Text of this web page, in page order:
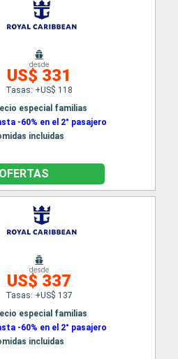
desde
US$ 331
Tasas: +US$ 118
especial familias
-60% en el 2° pasajero
incluidas
desde
US$ 337
Tasas: +US$ 137
especial familias
-60% en el 2° pasajero
incluidas